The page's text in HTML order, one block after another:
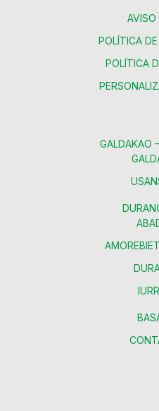
AVISO
POLÍTICA
POLÍTICA
GALDAKAO